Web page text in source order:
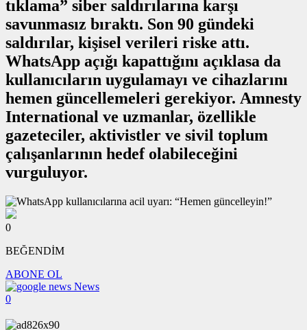
tıklama” siber saldırılarına karşı
savunmasız bıraktı. Son 90 gündeki
saldırılar, kişisel verileri riske attı.
WhatsApp açığı kapattığını açıklasa da
kullanıcıların uygulamayı ve cihazlarını
hemen güncellemeleri gerekiyor. Amnesty
International ve uzmanlar, özellikle
gazeteciler, aktivistler ve sivil toplum
çalışanlarının hedef olabileceğini
vurguluyor.
0
BEĞENDİM
ABONE OL
News
0